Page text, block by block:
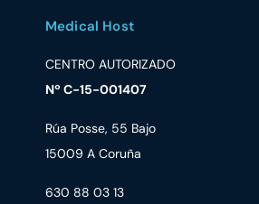
Medical Host
CENTRO AUTORIZADO
Nº C-15-001407
Rúa Posse, 55 Bajo
15009 A Coruña
630 88 03 13